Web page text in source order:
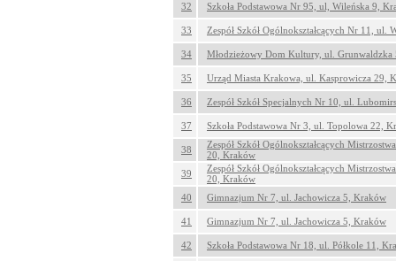
32 Szkoła Podstawowa Nr 95, ul, Wileńska 9,
33 Zespół Szkół Ogólnokształcących Nr 11,
34 Młodzieżowy Dom Kultury, ul. Grunwaldzka
35 Urząd Miasta Krakowa, ul. Kasprowicza 29,
36 Zespół Szkół Specjalnych Nr 10, ul.
37 Szkoła Podstawowa Nr 3, ul. Topolowa 22,
38
Zespół Szkół Ogólnokształcących
20, Kraków
39
Zespół Szkół Ogólnokształcących
20, Kraków
40
Gimnazjum Nr 7, ul. Jachowicza 5, Kraków
41 Gimnazjum Nr 7, ul. Jachowicza 5, Kraków
42 Szkoła Podstawowa Nr 18, ul. Półkole 11,